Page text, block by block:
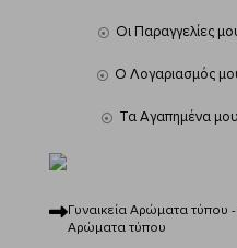
Οι Παραγγελίες
Ο Λογαριασμός
Τα Αγαπημένα μου
Γυναικεία Αρώματα τύπου
Αρώματα τύπου